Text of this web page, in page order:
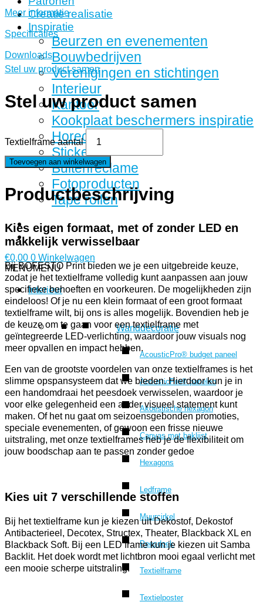
Creatie realisatie
Inspiratie
Beurzen en evenementen
Bouwbedrijven
Verenigingen en stichtingen
Interieur
Kantoor
Kookplaat beschermers inspiratie
Horeca
Stickers
Buitenreclame
Fotoproducten
Tape rollen
€0,00 0 Winkelwagen
MENUMENU
Interieur
Wanddecoratie
AcousticPro® budget paneel
AcousticPro® panelen
Akoestische hexagon
Canvas met baklijst
Hexagons
Ledframe
Muurcirkel
Peesdoek
Textielframe
Textielposter
Meer informatie
Specificaties
Downloads
Stel uw product samen
Stel uw product samen
Textielframe aantal
Toevoegen aan winkelwagen
Productbeschrijving
Kies eigen formaat, met of zonder LED en
makkelijk verwisselbaar
Bij BOFESTO Print bieden we je een uitgebreide keuze,
zodat je het textielframe volledig kunt aanpassen aan jouw
specifieke behoeften en voorkeuren. De mogelijkheden zijn
eindeloos! Of je nu een klein formaat of een groot formaat
textielframe wilt, bij ons is alles mogelijk. Bovendien heb je
de keuze om te gaan voor een textielframe met
geïntegreerde LED-verlichting, waardoor jouw visuals nog
meer opvallen en impact hebben.
Een van de grootste voordelen van onze textielframes is het
slimme opspansysteem dat we bieden. Hierdoor kun je in
een handomdraai het peesdoek verwisselen, waardoor je
voor elke gelegenheid een ander visueel statement kunt
maken. Of het nu gaat om seizoensgebonden promoties,
speciale evenementen, of gewoon een frisse nieuwe
uitstraling, met onze textielframes heb je de flexibiliteit om
jouw boodschap aan te passen zonder gedoe
Kies uit 7 verschillende stoffen
Bij het textielframe kun je kiezen uit Dekostof, Dekostof
Antibacterieel, Decotex, Structex, Theater, Blackback XL en
Blackback Soft. Bij een LED frame kun je kiezen uit Samba
Backlit. Het doek wordt met lichtbron mooi egaal verlicht met
een mooie scherpe uitstraling.